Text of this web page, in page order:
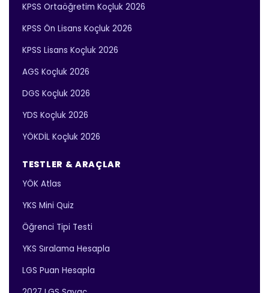
KPSS Ortaöğretim Koçluk 2026
KPSS Ön Lisans Koçluk 2026
KPSS Lisans Koçluk 2026
AGS Koçluk 2026
DGS Koçluk 2026
YDS Koçluk 2026
YÖKDİL Koçluk 2026
TESTLER & ARAÇLAR
YÖK Atlas
YKS Mini Quiz
Öğrenci Tipi Testi
YKS Sıralama Hesapla
LGS Puan Hesapla